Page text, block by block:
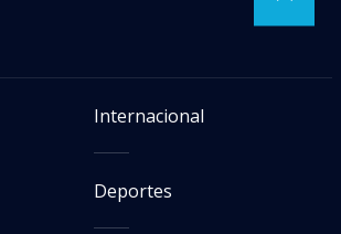
Internacional
Deportes